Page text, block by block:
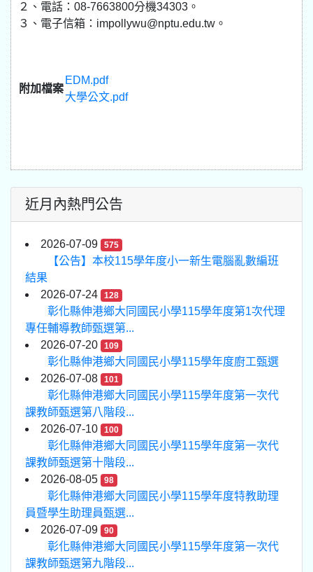
２、電話：08-7663800分機34303。
３、電子信箱：impollywu@nptu.edu.tw。
附加檔案
EDM.pdf
大學公文.pdf
近月內熱門公告
2026-07-09 575
【公告】本校115學年度小一新生電腦亂數編班
結果
2026-07-24
128
彰化縣伸港鄉大同國民小學115學年度第1次代理
專任輔導教師甄選第...
2026-07-20
109
彰化縣伸港鄉大同國民小學115學年度廚工甄選
2026-07-08
101
彰化縣伸港鄉大同國民小學115學年度第一次代
課教師甄選第八階段...
2026-07-10
100
彰化縣伸港鄉大同國民小學115學年度第一次代
課教師甄選第十階段...
2026-08-05
98
彰化縣伸港鄉大同國民小學115學年度特教助理
員暨學生助理員甄選...
2026-07-09
90
彰化縣伸港鄉大同國民小學115學年度第一次代
課教師甄選第九階段...